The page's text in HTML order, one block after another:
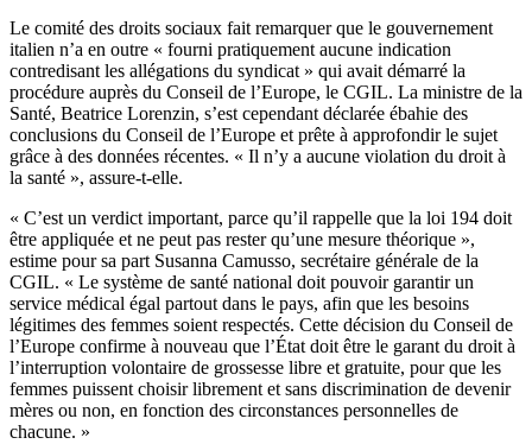
Le comité des droits sociaux fait remarquer que le gouvernement
italien n’a en outre « fourni pratiquement aucune indication
contredisant les allégations du syndicat » qui avait démarré la
procédure auprès du Conseil de l’Europe, le CGIL. La ministre de la
Santé, Beatrice Lorenzin, s’est cependant déclarée ébahie des
conclusions du Conseil de l’Europe et prête à approfondir le sujet
grâce à des données récentes. « Il n’y a aucune violation du droit à
la santé », assure-t-elle.
« C’est un verdict important, parce qu’il rappelle que la loi 194 doit
être appliquée et ne peut pas rester qu’une mesure théorique »,
estime pour sa part Susanna Camusso, secrétaire générale de la
CGIL. « Le système de santé national doit pouvoir garantir un
service médical égal partout dans le pays, afin que les besoins
légitimes des femmes soient respectés. Cette décision du Conseil de
l’Europe confirme à nouveau que l’État doit être le garant du droit à
l’interruption volontaire de grossesse libre et gratuite, pour que les
femmes puissent choisir librement et sans discrimination de devenir
mères ou non, en fonction des circonstances personnelles de
chacune. »